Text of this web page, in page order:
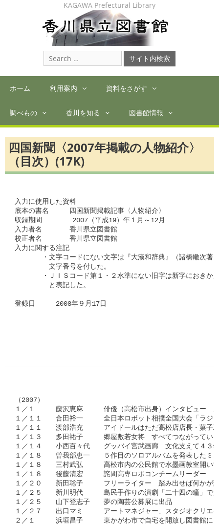
KAGAWA Prefectural Library
Search
for:
ホーム 利用案内 資料をさがす
調べもの 香川を知る 図書館情報
四国新聞〈2007年掲載の人物紹介〉
（目次）(17K)
入力に使用した資料
底本の書名　　　四国新聞掲載記事〈人物紹介〉
収録期間　      2007（平成19）年１月～12月
入力者名　　　　香川県立図書館
校正者名　　　　香川県立図書館
入力に関する注記
・文字コードにない文字は『大漢和辞典』（諸橋轍次著　
文字番号を付した。
・ＪＩＳコード第１・２水準にない旧字は新字におきかえ
と表記した。
登録日　　　2008年９月17日
（2007）
１／１　　　藤沢恵麻　　　俳優（高松市出身）インタビュー
１／１１　　合田裕一　　　全日本ロボット相撲全国大会「ラジ
１／１１　　渡部浩充　　　アイドールはただ高松店店長・菓子
１／１３　　多田祐子　　　郷屋敷若女将　すべてつながってい
１／１４　　小西百々代　　グッバイ宮武画廊　文化支えて４
１／１８　　曽我部恵一　　５作目のソロアルバムを発表したミ
１／１８　　三村武弘　　　高松市内の公民館で水墨画教室開い
１／１８　　後藤清宏　　　詫間高専ロボコンチームリーダー　
１／２０　　新田聡子　　　フリーライター　踏み出せば何かが
１／２５　　新川明代　　　島民手作りの演劇「二十四の瞳」
１／２５　　山下登志子　　夢の陶芸公募展に出品
１／２７　　出口マミ　　　アートマネジャー、スタジオクリエ
２／１　　　浜垣昌子　　　東かがわ市で自宅を開放し図書館に